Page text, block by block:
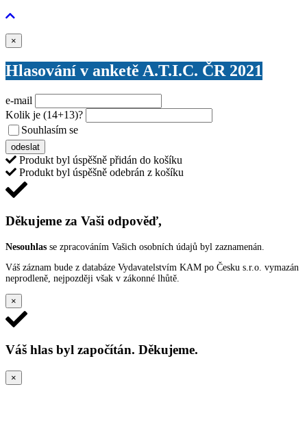
×
Hlasování v anketě A.T.I.C. ČR 2021
e-mail
Kolik je (14+13)?
Souhlasím se
odeslat
Produkt byl úspěšně přidán do košíku
Produkt byl úspěšně odebrán z košíku
Děkujeme za Vaši odpověď,
Nesouhlas se zpracováním Vašich osobních údajů byl zaznamenán.
Váš záznam bude z databáze Vydavatelstvím KAM po Česku s.r.o. vymazán
neprodleně, nejpozději však v zákonné lhůtě.
×
Váš hlas byl započítán. Děkujeme.
×